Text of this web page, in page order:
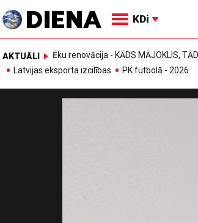
KDi
AKTUĀLI Ēku renovācija - KĀDS MĀJOKLIS,
Latvijas eksporta izcilības
PK futbolā - 2026